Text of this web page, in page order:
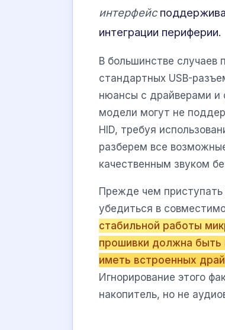
интерфейс
интеграции периферии.
В большинстве случаев
стандартных USB-
нюансы с драйверами
модели могут не
HID, требуя
разберем все
качественным звуком
Прежде чем
убедиться в
стабильной работы
прошивки должна быть
иметь встроенных
Игнорирование этого
накопитель, но не